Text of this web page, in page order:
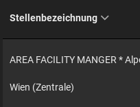
Stellenbezeichnung
AREA FACILITY MANGER *
Wien (Zentrale)